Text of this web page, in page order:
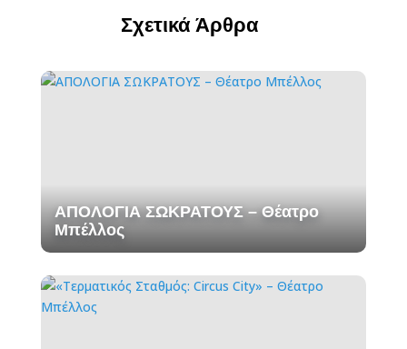
Σχετικά Άρθρα
ΑΠΟΛΟΓΙΑ ΣΩΚΡΑΤΟΥΣ – Θέατρο
Μπέλλος